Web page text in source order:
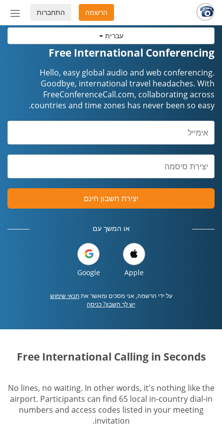
עברית
מצב
התחברות הרשמה
Free International Conferencing
Hello, easy global audio and web conferencing.
Goodbye, international travel headaches. ​​​​​​​With
FreeConferenceCall.com, collaborating across
countries and time zones has never been so easy.
יצירת חשבון חינם
או המשך עם
Apple
Google
על ידי הרשמה, אני מסכים ומאשר אתתנאי שימוש
יש לך חשבון? כניסה
Free International Calling in Seconds
No lines, no waiting. In other words, it's nothing like the
airport. Participants can find 65 local in-country dial-in
numbers and access codes listed in your meeting
invitation.